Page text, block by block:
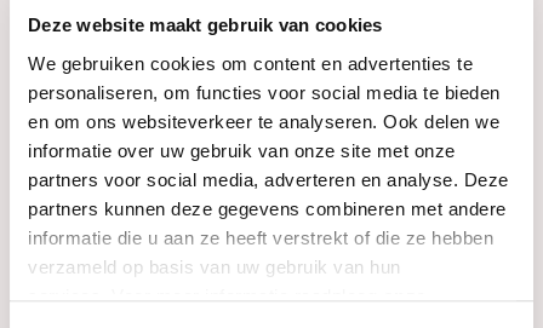
Deze website maakt gebruik van cookies
We gebruiken cookies om content en advertenties te
personaliseren, om functies voor social media te bieden
en om ons websiteverkeer te analyseren. Ook delen we
informatie over uw gebruik van onze site met onze
partners voor social media, adverteren en analyse. Deze
partners kunnen deze gegevens combineren met andere
informatie die u aan ze heeft verstrekt of die ze hebben
verzameld op basis van uw gebruik van hun
Categories
Watches
Jewellery
Wedding rings
PRE-OWNED